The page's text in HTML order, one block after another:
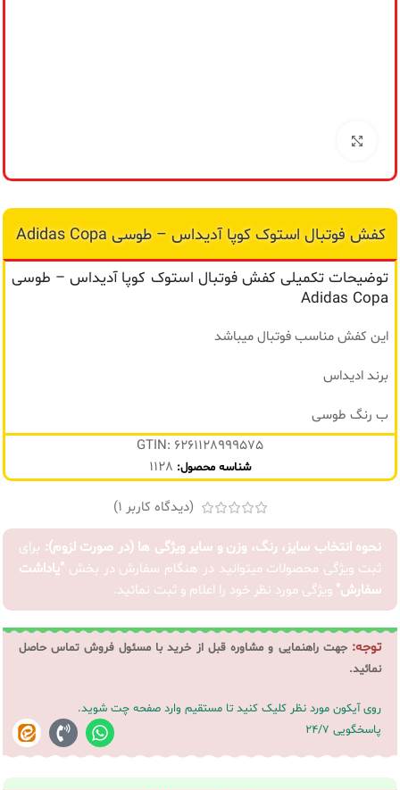
کفش فوتبال استوک کوپا آدیداس – طوسی Adidas Copa
توضیحات تکمیلی کفش فوتبال استوک کوپا آدیداس – طوسی
Adidas Copa
این کفش مناسب فوتبال میباشد
برند ادیداس
ب رنگ طوسی
GTIN: 6261128999575
شناسه محصول: 1128
(دیدگاه کاربر 1
)
نحوه انتخاب سایز، رنگ، وزن و سایر ویژگی ها (در صورت لزوم): برای
ثبت ویژگی محصولات میتوانید در هنگام سفارش در بخش "یاداشت
سفارش" ویژگی مورد نظر خود را اعلام و ثبت نمائید.
توجه:جهت راهنمایی و مشاوره قبل از خرید با مسئول فروش تماس حاصل
نمائید.
روی آیکون مورد نظر کلیک کنید تا مستقیم وارد صفحه چت شوید.
پاسخگویی 24/7